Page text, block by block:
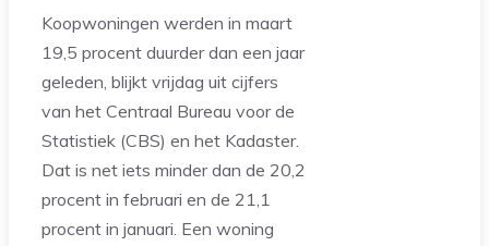
Koopwoningen werden in maart
19,5 procent duurder dan een jaar
geleden, blijkt vrijdag uit cijfers
van het Centraal Bureau voor de
Statistiek (CBS) en het Kadaster.
Dat is net iets minder dan de 20,2
procent in februari en de 21,1
procent in januari. Een woning